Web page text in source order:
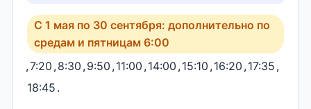
С 1 мая по 30 сентября: дополнительно по
средам и пятницам 6:00
,7:20 ,8:30 ,9:50 ,11:00 ,14:00 ,15:10 ,16:20 ,17:35 ,
18:45 .